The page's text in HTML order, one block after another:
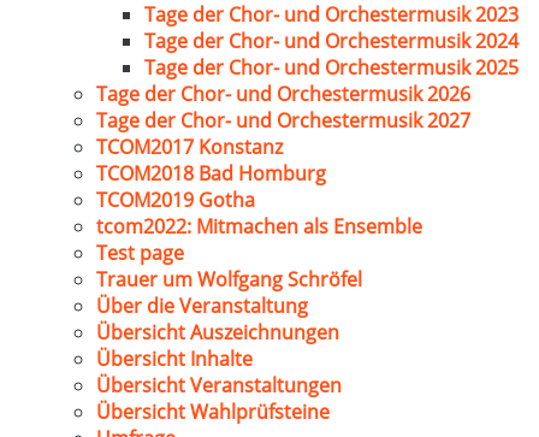
Tage der Chor- und Orchestermusik 2023
Tage der Chor- und Orchestermusik 2024
Tage der Chor- und Orchestermusik 2025
Tage der Chor- und Orchestermusik 2026
Tage der Chor- und Orchestermusik 2027
TCOM2017 Konstanz
TCOM2018 Bad Homburg
TCOM2019 Gotha
tcom2022: Mitmachen als Ensemble
Test page
Trauer um Wolfgang Schröfel
Über die Veranstaltung
Übersicht Auszeichnungen
Übersicht Inhalte
Übersicht Veranstaltungen
Übersicht Wahlprüfsteine